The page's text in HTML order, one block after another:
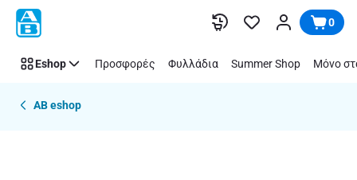
Παράλειψη 0
Eshop Προσφορές Φυλλάδια Summer Shop Μόνο
AB eshop